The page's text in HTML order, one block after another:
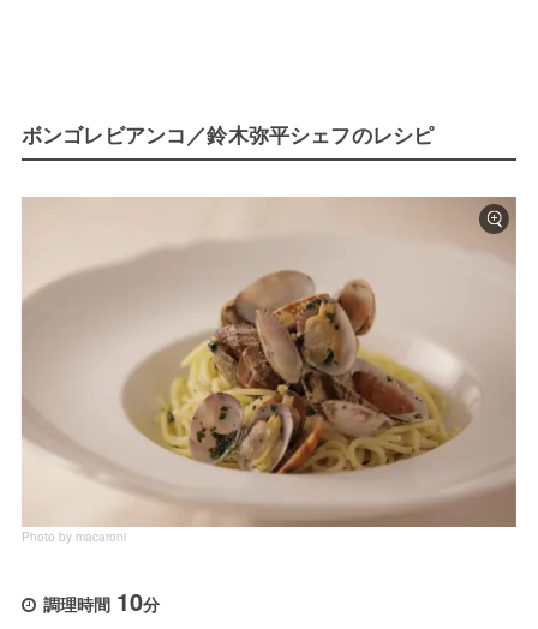
ボンゴレビアンコ／鈴木弥平シェフのレシピ
Photo by macaroni
調理時間 10分